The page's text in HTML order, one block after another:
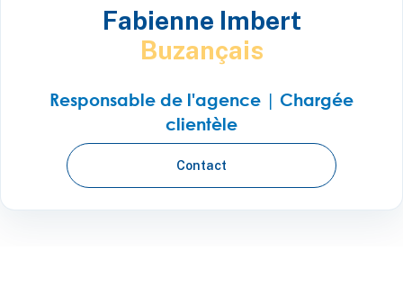
Fabienne Imbert
Buzançais
Responsable de l'agence | Chargée
clientèle
Contact